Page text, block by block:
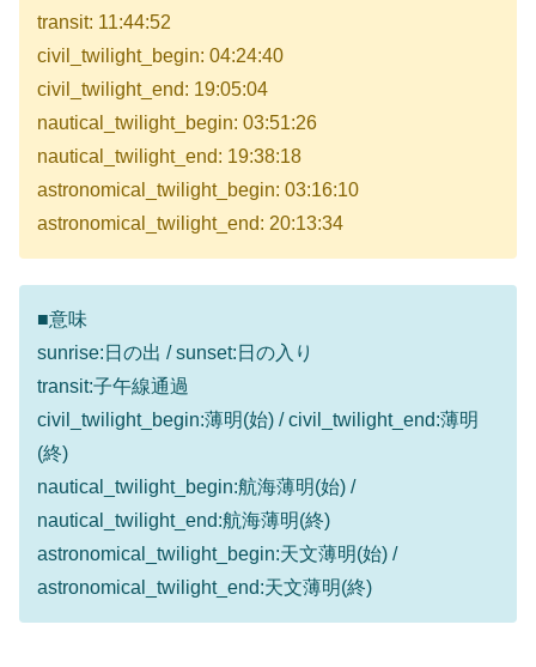
transit: 11:44:52
civil_twilight_begin: 04:24:40
civil_twilight_end: 19:05:04
nautical_twilight_begin: 03:51:26
nautical_twilight_end: 19:38:18
astronomical_twilight_begin: 03:16:10
astronomical_twilight_end: 20:13:34
■意味
sunrise:日の出 / sunset:日の入り
transit:子午線通過
civil_twilight_begin:薄明(始) / civil_twilight_end:薄明
(終)
nautical_twilight_begin:航海薄明(始) /
nautical_twilight_end:航海薄明(終)
astronomical_twilight_begin:天文薄明(始) /
astronomical_twilight_end:天文薄明(終)